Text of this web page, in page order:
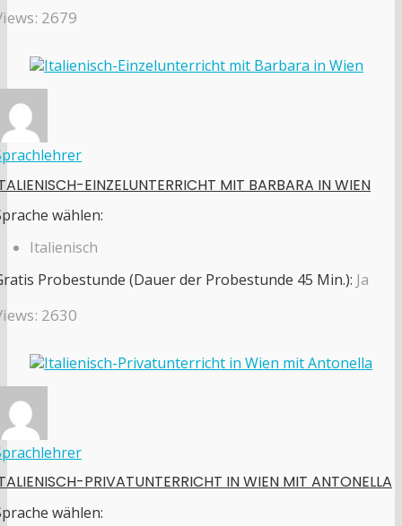
2679
EINZELUNTERRICHT MIT BARBARA IN WIEN
wählen:
Italienisch
Probestunde (Dauer der Probestunde 45 Min.): Ja
2630
PRIVATUNTERRICHT IN WIEN MIT ANTONELLA
wählen: